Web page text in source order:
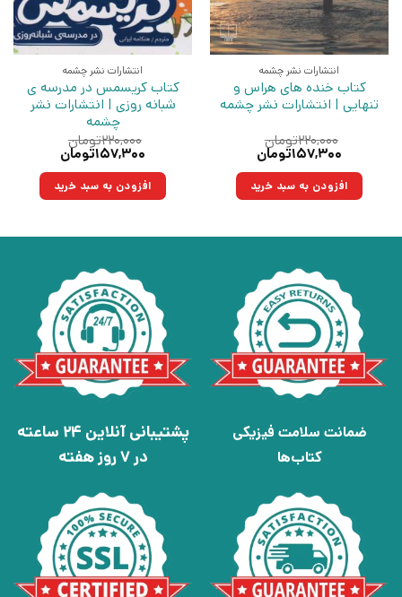
انتشارات نشر چشمه
کتاب خنده های هراس و
تنهایی | انتشارات نشر چشمه
۲۲۰,۰۰۰تومان
قیمت
۲۲۰,۰۰۰تومان
بود.
۱۵۷,۳۰۰تومان
۱۵۷,۳۰۰تومان.افزودن به سبد خرید
انتشارات نشر چشمه
کتاب کریسمس در مدرسه ی
شبانه روزی | انتشارات نشر
چشمه
۲۲۰,۰۰۰تومان
قیمت
۲۲۰,۰۰۰تومان
بود.
۱۵۷,۳۰۰تومان
۱۵۷,۳۰۰تومان.افزودن به سبد خرید
ضمانت سلامت فیزیکی
کتاب‌ها
پشتیبانی آنلاین 24 ساعته
در 7 روز هفته